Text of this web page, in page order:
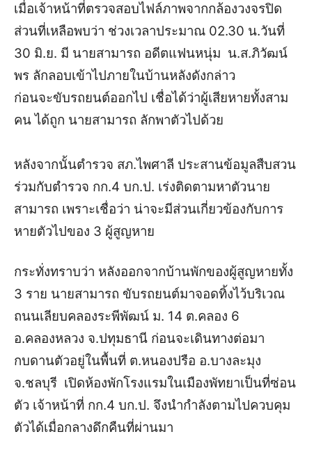
เมื่อเจ้าหน้าที่ตรวจสอบไฟล์ภาพจากกล้องวงจรปิด
ส่วนที่เหลือพบว่า ช่วงเวลาประมาณ 02.30 น.วันที่
30 มิ.ย. มี นายสามารถ อดีตแฟนหนุ่ม น.ส.ภิวัฒน์
พร ลักลอบเข้าไปภายในบ้านหลังดังกล่าว
ก่อนจะขับรถยนต์ออกไป เชื่อได้ว่าผู้เสียหายทั้งสาม
คน ได้ถูก นายสามารถ ลักพาตัวไปด้วย
หลังจากนั้นตำรวจ สภ.ไพศาลี ประสานข้อมูลสืบสวน
ร่วมกับตำรวจ กก.4 บก.ป. เร่งติดตามหาตัวนาย
สามารถ เพราะเชื่อว่า น่าจะมีส่วนเกี่ยวข้องกับการ
หายตัวไปของ 3 ผู้สูญหาย
กระทั่งทราบว่า หลังออกจากบ้านพักของผู้สูญหายทั้ง
3 ราย นายสามารถ ขับรถยนต์มาจอดทิ้งไว้บริเวณ
ถนนเลียบคลองระพีพัฒน์ ม. 14 ต.คลอง 6
อ.คลองหลวง จ.ปทุมธานี ก่อนจะเดินทางต่อมา
กบดานตัวอยู่ในพื้นที่ ต.หนองปรือ อ.บางละมุง
จ.ชลบุรี เปิดห้องพักโรงแรมในเมืองพัทยาเป็นที่ซ่อน
ตัว เจ้าหน้าที่ กก.4 บก.ป. จึงนำกำลังตามไปควบคุม
ตัวได้เมื่อกลางดึกคืนที่ผ่านมา